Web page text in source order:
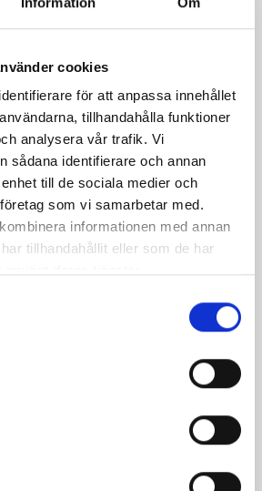
cookies
för att anpassa innehållet
tillhandahålla funktioner
analysera vår trafik. Vi
sådana identifierare och annan
till de sociala medier och
som vi samarbetar med.
informationen med annan
tillhandahållit eller som de har
Jordgubbsfil 2,7%